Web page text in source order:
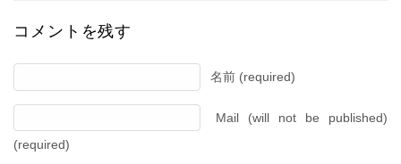
コメントを残す
名前 (required)
Mail (will not be published)
(required)